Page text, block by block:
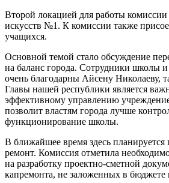
Второй локацией для работы комиссии
искусств №1. К комиссии также
учащихся.
Основной темой стало обсуждение
на баланс города. Сотрудники школы
очень благодарны Айсену Николаеву,
Главы нашей республики является
эффективному управлению
позволит властям города лучше
функционирование школы.
В ближайшее время здесь планируется
ремонт. Комиссия отметила
на разработку проектно-сметной
капремонта, не заложенных в бюджете